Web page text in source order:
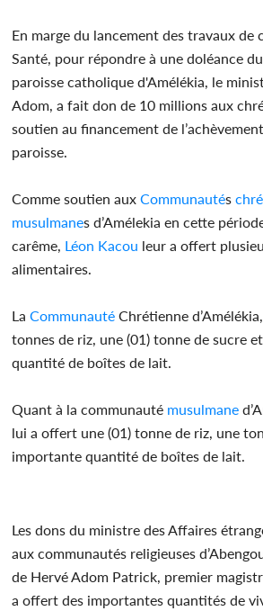
En marge du lancement des travaux de
Santé, pour répondre à une doléance
paroisse catholique d'Amélékia, le
Adom, a fait don de 10 millions aux
soutien au financement de
paroisse.
Comme soutien auxCommunautés
musulmanes d’Amélekia en cette
carême, Léon Kacou leur a offert
alimentaires.
LaCommunauté Chrétienne
tonnes de riz, une (01) tonne de sucre
quantité de boîtes de lait.
Quant à la communauté musulmane
lui a offert une (01) tonne de riz, une
importante quantité de boîtes de lait.
Les dons du ministre des Affaires
aux communautés religieuses
de Hervé Adom Patrick, premier
a offert des importantes quantités de